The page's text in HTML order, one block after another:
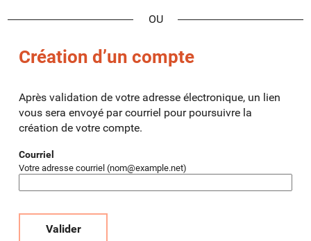
Création d’un compte
Après validation de votre adresse électronique, un lien
vous sera envoyé par courriel pour poursuivre la
création de votre compte.
Courriel
Votre adresse courriel (nom@example.net)
Valider